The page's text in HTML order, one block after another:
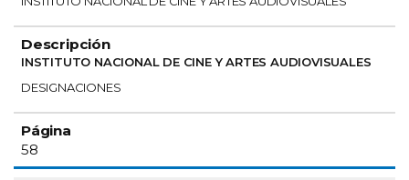
INSTITUTO NACIONAL DE CINE Y ARTES AUDIOVISUALES
DESIGNACIONES
58